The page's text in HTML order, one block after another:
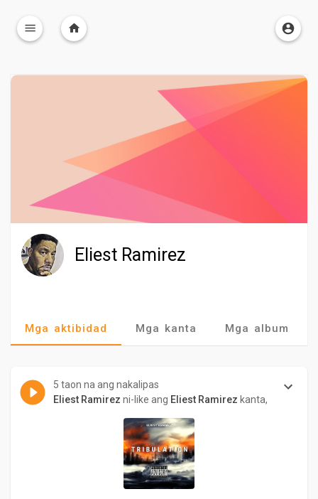
Eliest Ramirez
Mga aktibidad Mga kanta Mga album
5 taon na ang nakalipas
Eliest Ramirez ni-like ang Eliest Ramirez kanta,